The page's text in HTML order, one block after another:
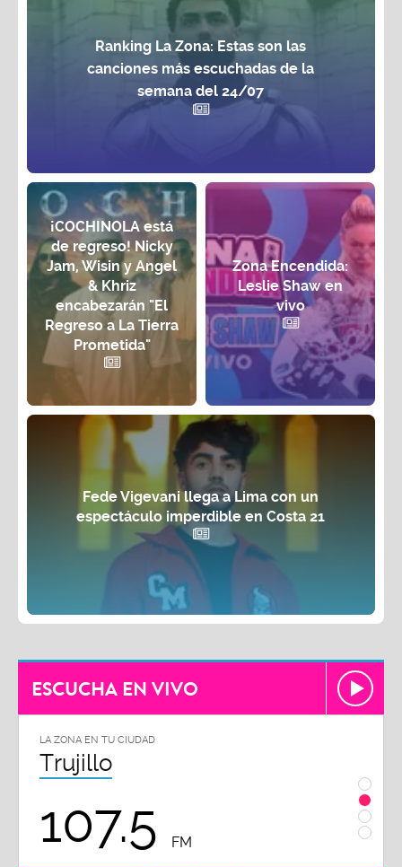
Ranking La Zona: Estas son las
canciones más escuchadas de la
semana del 24/07
¡COCHINOLA está
de regreso! Nicky
Jam, Wisin y Angel
& Khriz
encabezarán "El
Regreso a La Tierra
Prometida"
Zona Encendida:
Leslie Shaw en
vivo
Fede Vigevani llega a Lima con un
espectáculo imperdible en Costa 21
ESCUCHA EN VIVO
LA ZONA EN TU CIUDAD
Trujillo
107.5 FM